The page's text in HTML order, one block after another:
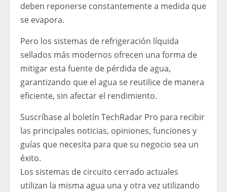
deben reponerse constantemente a medida que
se evapora.
Pero los sistemas de refrigeración líquida
sellados más modernos ofrecen una forma de
mitigar esta fuente de pérdida de agua,
garantizando que el agua se reutilice de manera
eficiente, sin afectar el rendimiento.
Suscríbase al boletín TechRadar Pro para recibir
las principales noticias, opiniones, funciones y
guías que necesita para que su negocio sea un
éxito.
Los sistemas de circuito cerrado actuales
utilizan la misma agua una y otra vez utilizando